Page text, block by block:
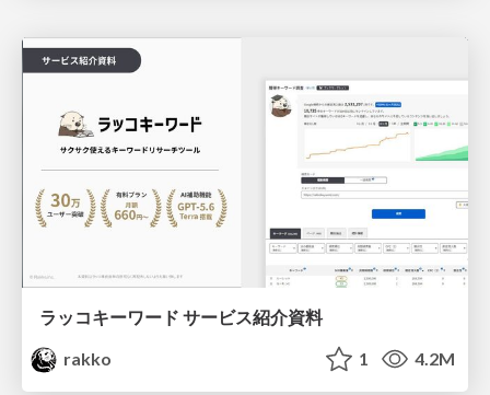
ラッコキーワード サービス紹介資料
rakko
1 4.2M